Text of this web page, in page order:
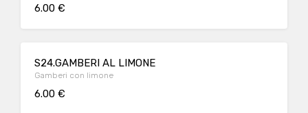
6.00 €
S24.GAMBERI AL LIMONE
Gamberi con limone
6.00 €